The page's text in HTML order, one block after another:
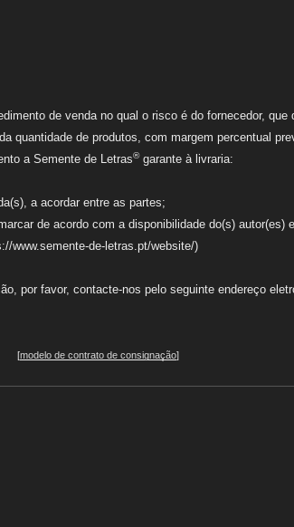
de venda no qual o risco é do fornecedor, que
quantidade de produtos, com margem percentual
a Semente de Letras®garante à livraria:
a acordar entre as partes;
de acordo com a disponibilidade do(s) autor(es)
www.semente-de-letras.pt/website/)
por favor, contacte-nos pelo seguinte endereço
[modelo de contrato de consignação]